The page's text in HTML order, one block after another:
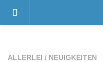
ALLERLEI / NEUIGKEITEN